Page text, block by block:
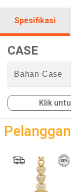
Spesifikasi
CASE
Bahan Case
Klik